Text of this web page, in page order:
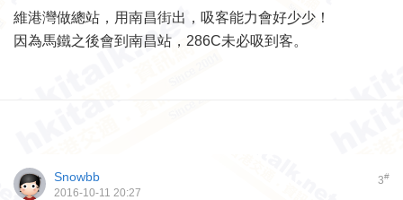
維港灣做總站，用南昌街出，吸客能力會好少少！
因為馬鐵之後會到南昌站，286C未必吸到客。
3#
Snowbb
2016-10-11 20:27